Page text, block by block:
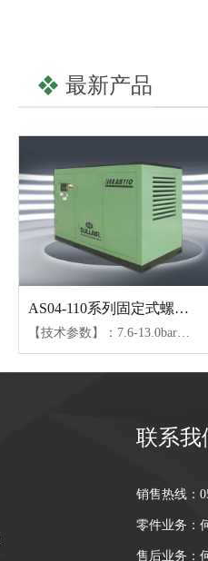
最新产品
AS04-110系列固定式螺杆空压机
联系我
销售热线：
零件业务：
售后业务：